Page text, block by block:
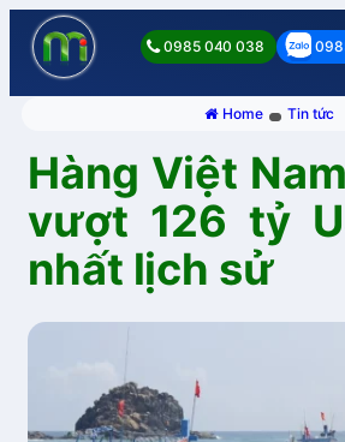
0985 040 038
Home Tin tức
Hàng Việt
vượt 126 tỷ
nhất lịch sử